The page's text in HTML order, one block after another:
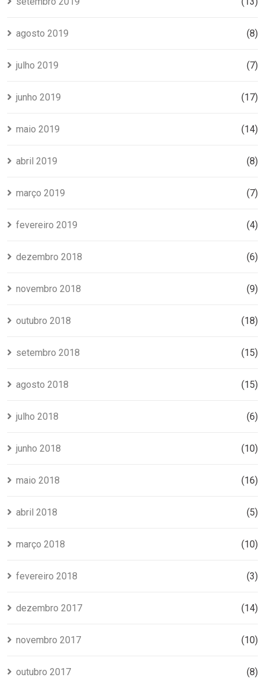
agosto 2019 (8)
julho 2019 (7)
junho 2019 (17)
maio 2019 (14)
abril 2019 (8)
março 2019 (7)
fevereiro 2019 (4)
dezembro 2018 (6)
novembro 2018 (9)
outubro 2018 (18)
setembro 2018 (15)
agosto 2018 (15)
julho 2018 (6)
junho 2018 (10)
maio 2018 (16)
abril 2018 (5)
março 2018 (10)
fevereiro 2018 (3)
dezembro 2017 (14)
novembro 2017 (10)
outubro 2017 (8)